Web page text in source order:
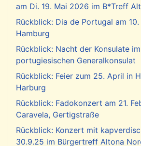
am Di. 19. Mai 2026 im B*Treff
Rückblick: Dia de Portugal am
Hamburg
Rückblick: Nacht der Konsulate im
portugiesischen Generalkonsulat
Rückblick: Feier zum 25. April in
Harburg
Rückblick: Fadokonzert am 21.
Caravela, Gertigstraße
Rückblick: Konzert mit
30.9.25 im Bürgertreff Altona